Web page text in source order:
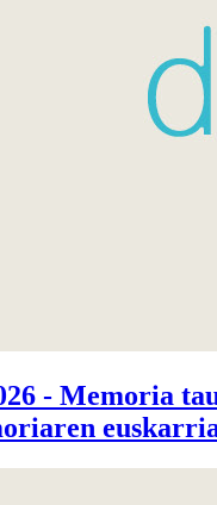
- Memoria